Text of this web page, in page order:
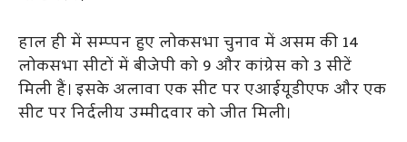
हाल ही में सम्प्पन हुए लोकसभा चुनाव में असम की 14
लोकसभा सीटों में बीजेपी को 9 और कांग्रेस को 3 सीटें
मिली हैं। इसके अलावा एक सीट पर एआईयूडीएफ और एक
सीट पर निर्दलीय उम्मीदवार को जीत मिली।